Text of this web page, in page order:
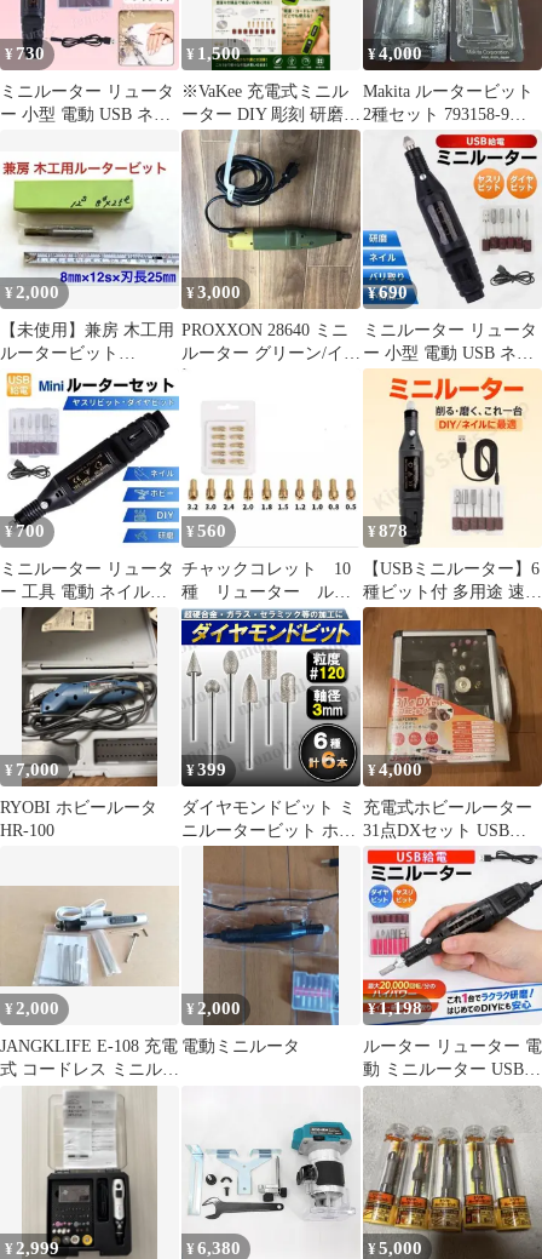
イヤー サビ落とし 塗装
はがし研削 研磨 工具
DIY 工業用 ブラシ 工業
用 ブラシ
¥ 730
ミニルーター リュータ
ー 小型 電動 USB ネイ
彫刻
¥ 1,500
※VaKee 充電式ミニル
ーター DIY 彫刻 研磨
切削
¥4,000
Makita ルータービット
2種セット 793158-9
793156-3
¥2,000
【未使用】兼房 木工用
ルータービット
8mm×12S 刃長25mm
¥3,000
PROXXON 28640 ミニ
ルーター グリーン/イエ
¥690
ミニルーター リュータ
ー 小型 電動 USB ネイ
ルケアマシン 研磨 工具
¥700
ミニルーター リュータ
ー 工具 電動 ネイルケ
アマシン 研磨 小型
USB 彫刻
¥ 560
チャックコレット 10
種 リューター ルー
ター ミニルーター用
¥878
【USBミニルーター】6
種ビット付 多用途 速度
調節 軽量ペン型 多機能
¥ 7,000
RYOBI ホビールータ
HR-100
¥399
ダイヤモンドビット ミ
ニルータービット ホビ
ールーター 電動ピンバ
イス リューター フレキ
シブルシャフト ハンド
グラインダー 砥石 ドリ
ルビット 工具 ツール
DIY 切削 研磨 手芸 工
芸 プラモデル 模型 工
作 120番 3mm軸 シャン
ク 6種 計6本
¥4,000
充電式ホビールーター
31点DXセット USB接
続 電動ポリッシャー
¥2,000
JANGKLIFE E-108 充電
式 コードレス ミニルー
ター リューター
¥2,000
電動ミニルータ
¥1,198
ルーター リューター 電
動 ミニルーター USB
工具 小型 彫刻 砥石 研
磨
¥ 2,999 ¥6,380 ¥5,000